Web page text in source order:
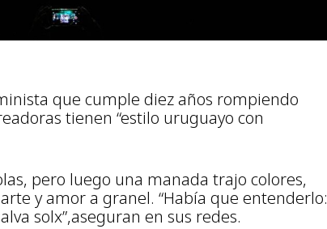
que cumple diez años rompiendo
tienen “estilo uruguayo con
pero luego una manada trajo colores,
y amor a granel. “Había que entenderlo:
solx”,aseguran en sus redes.